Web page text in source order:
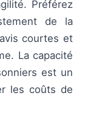
Préférez
de la
courtes et
La capacité
est un
les coûts de